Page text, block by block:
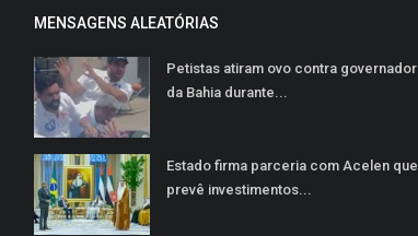
MENSAGENS ALEATÓRIAS
Petistas atiram ovo contra governador
da Bahia durante...
Estado firma parceria com Acelen que
prevê investimentos...